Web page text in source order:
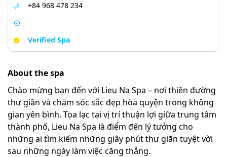
+84 968 478 234
Verified Spa
About the spa
Chào mừng bạn đến với Lieu Na Spa – nơi thiên đường
thư giãn và chăm sóc sắc đẹp hòa quyện trong không
gian yên bình. Tọa lạc tại vị trí thuận lợi giữa trung tâm
thành phố, Lieu Na Spa là điểm đến lý tưởng cho
những ai tìm kiếm những giây phút thư giãn tuyệt vời
sau những ngày làm việc căng thẳng.